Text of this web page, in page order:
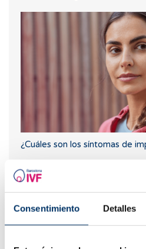
Consentimiento Detalles
¿Cuáles son los síntomas de
Donación de óvulos, ¿qué me